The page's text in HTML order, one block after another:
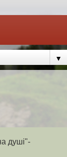
▼
душі"-